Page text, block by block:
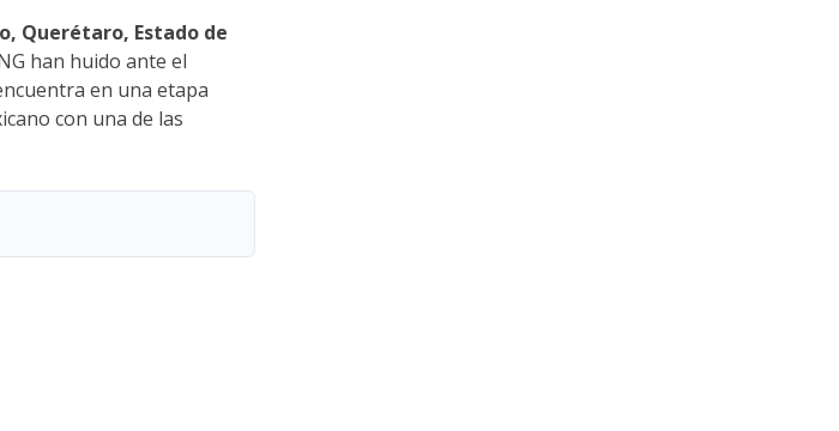
Querétaro, Estado de
han huido ante el
en una etapa
con una de las